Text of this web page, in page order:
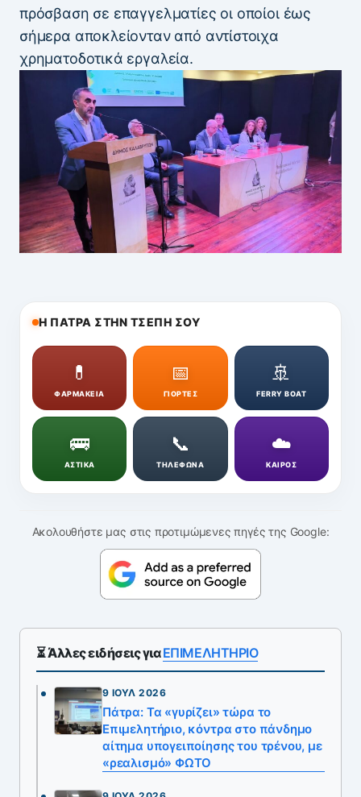
πρόσβαση σε επαγγελματίες οι οποίοι έως
σήμερα αποκλείονταν από αντίστοιχα
χρηματοδοτικά εργαλεία.
Η ΠΑΤΡΑ ΣΤΗΝ ΤΣΕΠΗ ΣΟΥ
💊
ΦΑΡΜΑΚΕΙΑ
📅
ΓΙΟΡΤΕΣ
🚢
FERRY BOAT
🚌
ΑΣΤΙΚΑ
📞
ΤΗΛΕΦΩΝΑ
☁️
ΚΑΙΡΟΣ
Ακολουθήστε μας στις προτιμώμενες πηγές της Google:
⏳ Άλλες ειδήσεις γιαΕΠΙΜΕΛΗΤΗΡΙΟ
9 ΙΟΎΛ 2026
Πάτρα: Τα «γυρίζει» τώρα το
Επιμελητήριο, κόντρα στο πάνδημο
αίτημα υπογειποίησης του τρένου, με
«ρεαλισμό» ΦΩΤΟ